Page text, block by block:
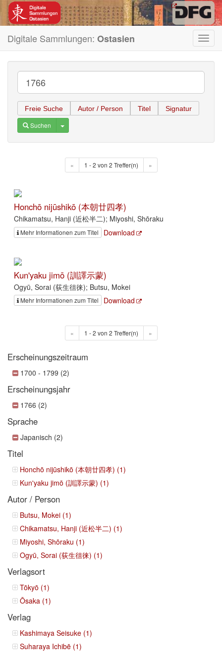
Digitale Sammlungen: Ostasien
Freie Suche Autor / Person Titel Signatur
Suchen Toggle Dropdown
« 1 - 2 von 2 Treffer(n) »
Honchō nijūshikō (本朝廿四孝)
Chikamatsu, Hanji (近松半二); Miyoshi, Shōraku
Mehr Informationen zum Titel Download
Kun'yaku jimō (訓譯示蒙)
Ogyū, Sorai (荻生徂徕); Butsu, Mokei
Mehr Informationen zum Titel Download
« 1 - 2 von 2 Treffer(n) »
Erscheinungszeitraum
1700 - 1799 (2)
Erscheinungsjahr
1766 (2)
Sprache
Japanisch (2)
Titel
Honchō nijūshikō (本朝廿四孝) (1)
Kun'yaku jimō (訓譯示蒙) (1)
Autor / Person
Butsu, Mokei (1)
Chikamatsu, Hanji (近松半二) (1)
Miyoshi, Shōraku (1)
Ogyū, Sorai (荻生徂徕) (1)
Verlagsort
Tōkyō (1)
Ōsaka (1)
Verlag
Kashimaya Seisuke (1)
Suharaya Ichibē (1)